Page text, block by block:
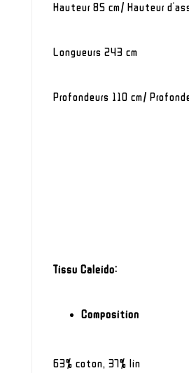
Hauteur 85 cm/ Hauteur
Longueurs 243 cm
Profondeurs 110 cm/
Tissu Caleido:
Composition
63% coton, 37% lin